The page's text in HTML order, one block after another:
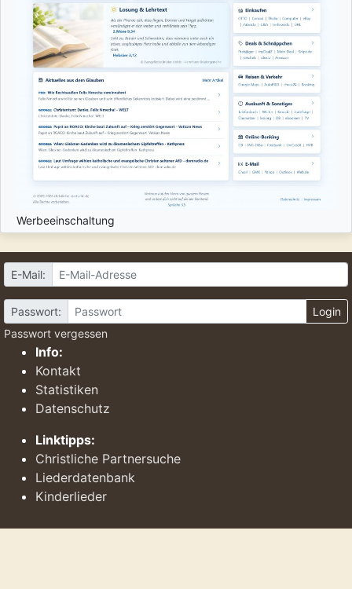
Werbeeinschaltung
E-Mail:
Passwort:
Login
Passwort vergessen
Info:
Kontakt
Statistiken
Datenschutz
Linktipps:
Christliche Partnersuche
Liederdatenbank
Kinderlieder